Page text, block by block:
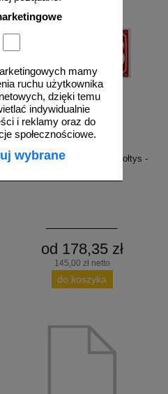
mamy
ruchu użytkownika
dzięki temu
indywidualnie
i reklamy oraz do
społecznościowe.
wybrane
Tablica tabliczka szyld - Sołtys -
od 178,35 zł
145,00 zł netto
do koszyka